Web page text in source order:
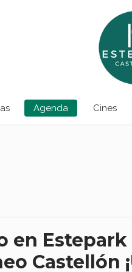
Agenda Cines
en Estepark
Castellón